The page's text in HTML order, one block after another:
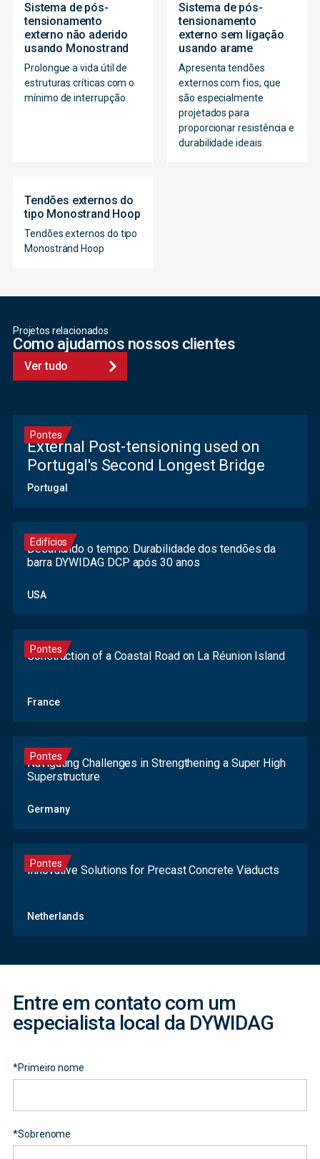
Sistema de pós-
tensionamento
externo não aderido
usando Monostrand
Prolongue a vida útil de
estruturas críticas com o
mínimo de interrupção.
Sistema de pós-
tensionamento
externo sem ligação
usando arame
Apresenta tendões
externos com fios, que
são especialmente
projetados para
proporcionar resistência e
durabilidade ideais.
Tendões externos do
tipo Monostrand Hoop
Tendões externos do tipo
Monostrand Hoop
Projetos relacionados
Como ajudamos nossos clientes
Ver tudo
Pontes
External Post-tensioning used on
Portugal's Second Longest Bridge
Portugal
Edifícios
Desafiando o tempo: Durabilidade dos tendões da
barra DYWIDAG DCP após 30 anos
USA
Pontes
Construction of a Coastal Road on La Réunion Island
France
Pontes
Navigating Challenges in Strengthening a Super High
Superstructure
Germany
Pontes
Innovative Solutions for Precast Concrete Viaducts
Netherlands
Form
Entre em contato com um
especialista local da DYWIDAG
*Primeiro nome
*Sobrenome